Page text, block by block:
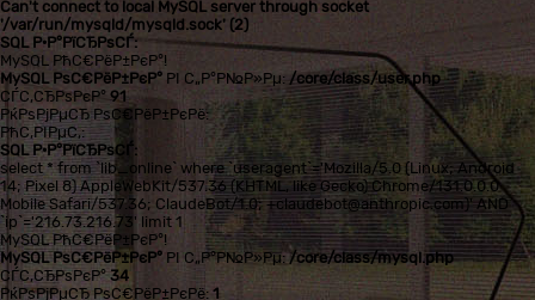
Can't connect to local MySQL server through socket
'/var/run/mysqld/mysqld.sock' (2)
SQL Р·Р°РїСЂРѕСЃ:
MySQL РћС€РёР±РєР°!
MySQL РѕС€РёР±РєР° РІ С„Р°Р№Р»Рµ: /core/class/user.php
СЃС‚СЂРѕРєР° 91
РќРѕРјРµСЂ РѕС€РёР±РєРё:
РћС‚РІРµС‚:
SQL Р·Р°РїСЂРѕСЃ:
select * from `lib_online` where `useragent`='Mozilla/5.0 (Linux; Android
14; Pixel 8) AppleWebKit/537.36 (KHTML, like Gecko) Chrome/131.0.0.0
Mobile Safari/537.36; ClaudeBot/1.0; +claudebot@anthropic.com)' AND
`ip`='216.73.216.73' limit 1
MySQL РћС€РёР±РєР°!
MySQL РѕС€РёР±РєР° РІ С„Р°Р№Р»Рµ:/core/class/mysql.php
СЃС‚СЂРѕРєР°34
РќРѕРјРµСЂ РѕС€РёР±РєРё: 1